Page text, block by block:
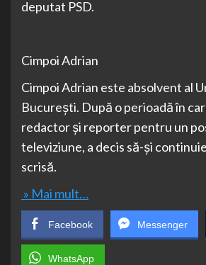
deputat PSD.
Cimpoi Adrian
Cimpoi Adrian este absolvent al
București. După o perioadă în
redactor și reporter pentru un
televiziune, a decis să-și
scrisă.
» Mai mult…
Facebook Messenger
WhatsApp